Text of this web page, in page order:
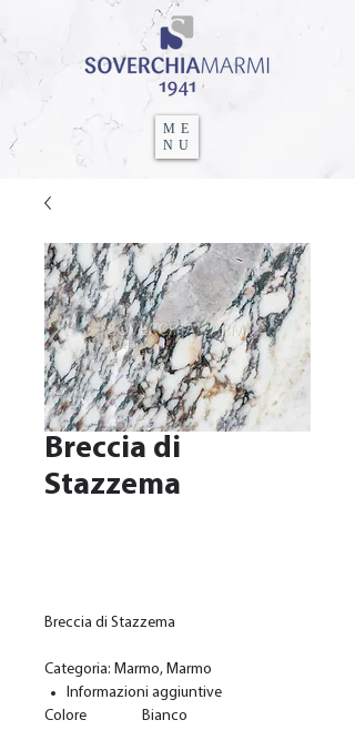
ME
NU
Breccia di
Stazzema
Breccia di Stazzema
Categoria: Marmo, Marmo
Informazioni aggiuntive
Colore
Bianco